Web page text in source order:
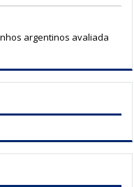
argentinos avaliada